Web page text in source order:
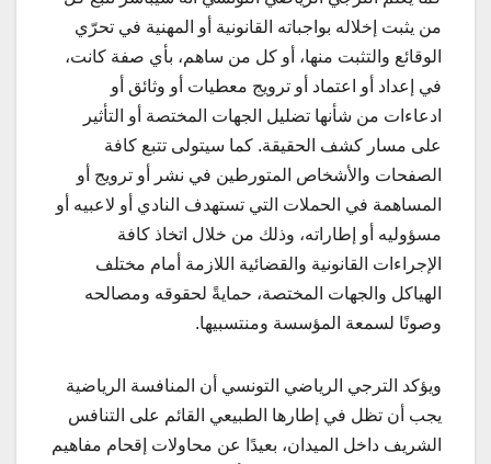
من يثبت إخلاله بواجباته القانونية أو المهنية في تحرّي
الوقائع والتثبت منها، أو كل من ساهم، بأي صفة كانت،
في إعداد أو اعتماد أو ترويج معطيات أو وثائق أو
ادعاءات من شأنها تضليل الجهات المختصة أو التأثير
على مسار كشف الحقيقة. كما سيتولى تتبع كافة
الصفحات والأشخاص المتورطين في نشر أو ترويج أو
المساهمة في الحملات التي تستهدف النادي أو لاعبيه أو
مسؤوليه أو إطاراته، وذلك من خلال اتخاذ كافة
الإجراءات القانونية والقضائية اللازمة أمام مختلف
الهياكل والجهات المختصة، حمايةً لحقوقه ومصالحه
وصونًا لسمعة المؤسسة ومنتسبيها.
ويؤكد الترجي الرياضي التونسي أن المنافسة الرياضية
يجب أن تظل في إطارها الطبيعي القائم على التنافس
الشريف داخل الميدان، بعيدًا عن محاولات إقحام مفاهيم